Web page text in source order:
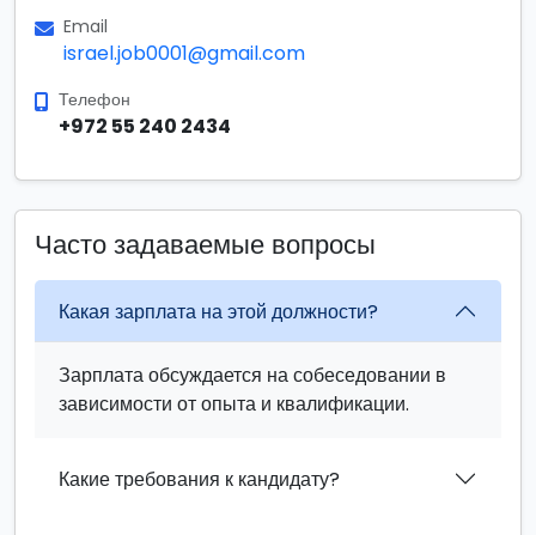
Email
israel.job0001@gmail.com
Телефон
+972 55 240 2434
Часто задаваемые вопросы
Какая зарплата на этой должности?
Зарплата обсуждается на собеседовании в
зависимости от опыта и квалификации.
Какие требования к кандидату?